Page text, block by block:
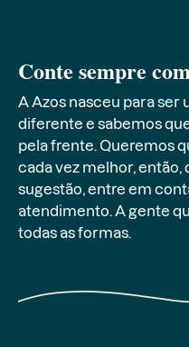
Conte sempre
A Azos nasceu para ser
diferente e sabemos
pela frente. Queremos
cada vez melhor, então,
sugestão, entre em
atendimento. A gente
todas as formas.